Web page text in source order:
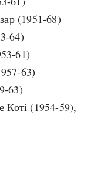
доба
доба
революція
радянська
(1951-68)
64)
61)
63)
63)
Коті (1954-59),